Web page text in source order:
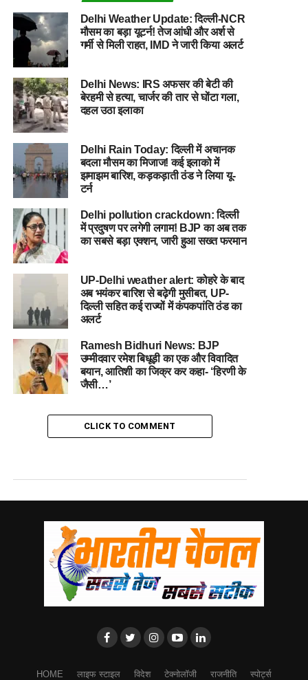
Delhi Weather Update: दिल्ली-NCR
मौसम का बड़ा यूटर्न! तेज आंधी और अर्श से
गर्मी से मिली राहत, IMD ने जारी किया अलर्ट
Delhi News: IRS अफसर की बेटी की
बेरहमी से हत्या, चार्जर की तार से घोंटा गला,
दहल उठा इलाका
Delhi Rain Today: दिल्ली में अचानक
बदला मौसम का मिजाज! कई इलाको में
झमाझम बारिश, कड़कड़ाती ठंड ने लिया यू-
टर्न
Delhi pollution crackdown: दिल्ली
में प्रदुषण पर लगेगी लगाम! BJP का अब तक
का सबसे बड़ा एक्शन, जारी हुआ सख्त फरमान
UP-Delhi weather alert: कोहरे के बाद
अब भयंकर बारिश से बढ़ेगी मुसीबत, UP-
दिल्ली सहित कई राज्यों में कंपकपांति ठंड का
अलर्ट
Ramesh Bidhuri News: BJP
उम्मीदवार रमेश बिधूड़ी का एक और विवादित
बयान, आतिशी का जिक्र कर कहा- ‘हिरणी के
जैसी…’
CLICK TO COMMENT
HOME लाइफ स्टाइल विदेश टेक्नोलॉजी राजनीति स्पोर्ट्स